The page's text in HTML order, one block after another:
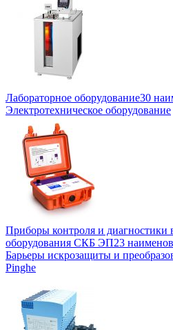
Лабораторное оборудование30
Электротехническое оборудование
Приборы контроля и диагностики
оборудования СКБ ЭП23
Барьеры искрозащиты и
Pinghe